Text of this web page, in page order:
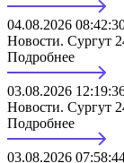
04.08.2026
Новости. Сургут
Подробнее
03.08.2026
Новости. Сургут
Подробнее
03.08.2026